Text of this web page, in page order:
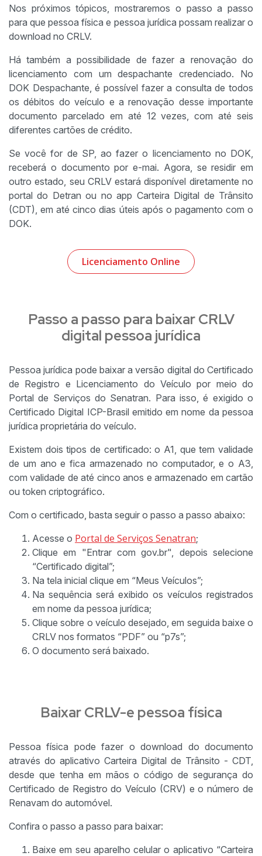
Nos próximos tópicos, mostraremos o passo a passo
para que pessoa física e pessoa jurídica possam realizar o
download no CRLV.
Há também a possibilidade de fazer a renovação do
licenciamento com um despachante credenciado. No
DOK Despachante, é possível fazer a consulta de todos
os débitos do veículo e a renovação desse importante
documento parcelado em até 12 vezes, com até seis
diferentes cartões de crédito.
Se você for de SP, ao fazer o licenciamento no DOK,
receberá o documento por e-mai. Agora, se residir em
outro estado, seu CRLV estará disponível diretamente no
portal do Detran ou no app Carteira Digital de Trânsito
(CDT), em até cinco dias úteis após o pagamento com o
DOK.
Licenciamento Online
Passo a passo para baixar CRLV
digital pessoa jurídica
Pessoa jurídica pode baixar a versão digital do Certificado
de Registro e Licenciamento do Veículo por meio do
Portal de Serviços do Senatran. Para isso, é exigido o
Certificado Digital ICP-Brasil emitido em nome da pessoa
jurídica proprietária do veículo.
Existem dois tipos de certificado: o A1, que tem validade
de um ano e fica armazenado no computador, e o A3,
com validade de até cinco anos e armazenado em cartão
ou token criptográfico.
Com o certificado, basta seguir o passo a passo abaixo:
Acesse o Portal de Serviços Senatran;
Clique em "Entrar com gov.br", depois selecione
“Certificado digital”;
Na tela inicial clique em “Meus Veículos”;
Na sequência será exibido os veículos registrados
em nome da pessoa jurídica;
Clique sobre o veículo desejado, em seguida baixe o
CRLV nos formatos “PDF” ou “p7s”;
O documento será baixado.
Baixar CRLV-e pessoa física
Pessoa física pode fazer o download do documento
através do aplicativo Carteira Digital de Trânsito - CDT,
desde que tenha em mãos o código de segurança do
Certificado de Registro do Veículo (CRV) e o número de
Renavam do automóvel.
Confira o passo a passo para baixar:
Baixe em seu aparelho celular o aplicativo “Carteira